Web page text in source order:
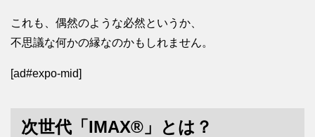
これも、偶然のような必然というか、
不思議な何かの縁なのかもしれません。
[ad#expo-mid]
次世代「IMAX®」とは？